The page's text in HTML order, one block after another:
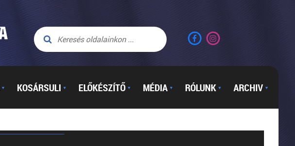
▼ KOSÁRSULI ▼ ELŐKÉSZÍTŐ ▼ MÉDIA ▼ RÓLUNK ▼ ARCHIV ▼